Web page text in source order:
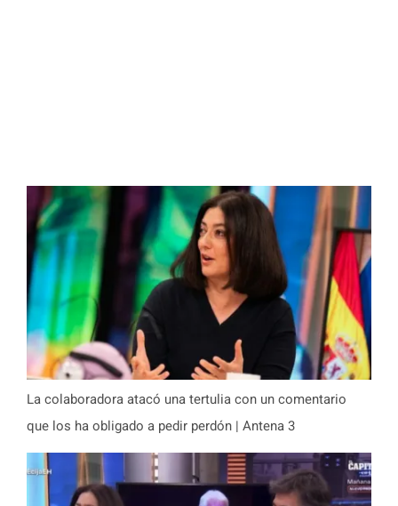
La colaboradora atacó una tertulia con un comentario
que los ha obligado a pedir perdón | Antena 3